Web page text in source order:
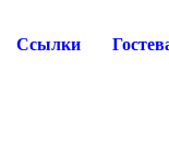
Ссылки